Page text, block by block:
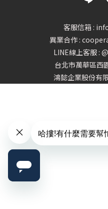
客服信箱 :
異業合作 :
LINE線上客服 :
台北市萬華區西
鴻懿企業股份有